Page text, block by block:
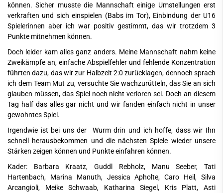
können. Sicher musste die Mannschaft einige Umstellungen erst
verkraften und sich einspielen (Babs im Tor), Einbindung der U16
Spielerinnen aber ich war positiv gestimmt, das wir trotzdem 3
Punkte mitnehmen können.
Doch leider kam alles ganz anders. Meine Mannschaft nahm keine
Zweikämpfe an, einfache Abspielfehler und fehlende Konzentration
führten dazu, das wir zur Halbzeit 2:0 zurücklagen, dennoch sprach
ich dem Team Mut zu, versuchte Sie wachzurütteln, das Sie an sich
glauben müssen, das Spiel noch nicht verloren sei. Doch an diesem
Tag half das alles gar nicht und wir fanden einfach nicht in unser
gewohntes Spiel.
Irgendwie ist bei uns der Wurm drin und ich hoffe, dass wir Ihn
schnell herausbekommen und die nächsten Spiele wieder unsere
Stärken zeigen können und Punkte einfahren können.
Kader: Barbara Kraatz, Guddl Rebholz, Manu Seeber, Tati
Hartenbach, Marina Manuth, Jessica Apholte, Caro Heil, Silva
Arcangioli, Meike Schwaab, Katharina Siegel, Kris Platt, Asti